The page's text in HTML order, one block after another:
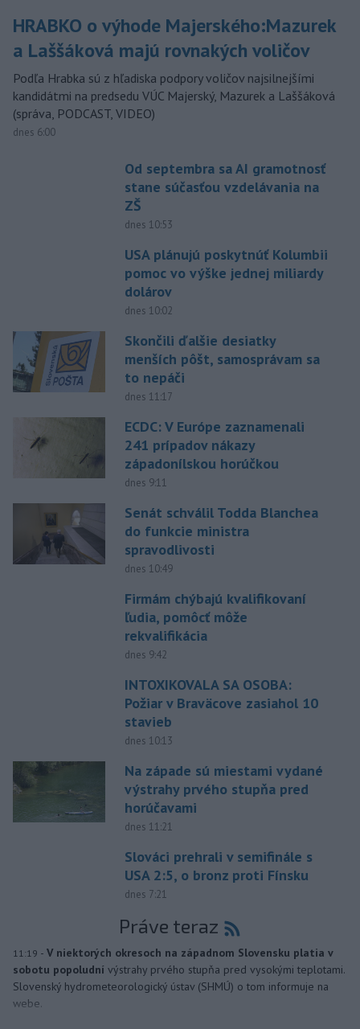
HRABKO o výhode Majerského:Mazurek
a Laššáková majú rovnakých voličov
Podľa Hrabka sú z hľadiska podpory voličov najsilnejšími
kandidátmi na predsedu VÚC Majerský, Mazurek a Laššáková
(správa, PODCAST, VIDEO)
dnes 6:00
Od septembra sa AI gramotnosť
stane súčasťou vzdelávania na
ZŠ
dnes 10:53
USA plánujú poskytnúť Kolumbii
pomoc vo výške jednej miliardy
dolárov
dnes 10:02
Skončili ďalšie desiatky
menších pôšt, samosprávam sa
to nepáči
dnes 11:17
ECDC: V Európe zaznamenali
241 prípadov nákazy
západonílskou horúčkou
dnes 9:11
Senát schválil Todda Blanchea
do funkcie ministra
spravodlivosti
dnes 10:49
Firmám chýbajú kvalifikovaní
ľudia, pomôcť môže
rekvalifikácia
dnes 9:42
INTOXIKOVALA SA OSOBA:
Požiar v Braväcove zasiahol 10
stavieb
dnes 10:13
Na západe sú miestami vydané
výstrahy prvého stupňa pred
horúčavami
dnes 11:21
Slováci prehrali v semifinále s
USA 2:5, o bronz proti Fínsku
dnes 7:21
Práve teraz
11:19 - V niektorých okresoch na západnom Slovensku platia v
sobotu popoludní výstrahy prvého stupňa pred vysokými teplotami.
Slovenský hydrometeorologický ústav (SHMÚ) o tom informuje na
webe.